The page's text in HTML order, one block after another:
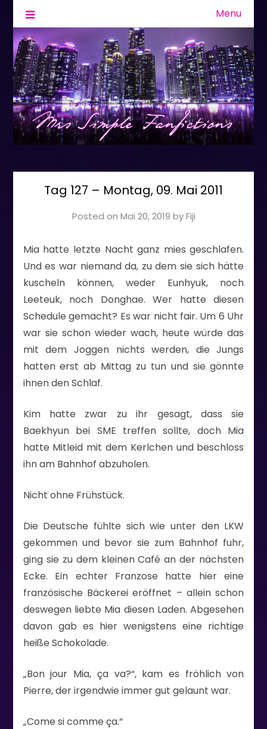
Mrs Simple
Fanfiction & Geschichten Menu
Tag 127 – Montag, 09. Mai 2011
Posted on Mai 20, 2019 byFiji
Mia hatte letzte Nacht ganz mies geschlafen.
Und es war niemand da, zu dem sie sich hätte
kuscheln können, weder Eunhyuk, noch
Leeteuk, noch Donghae. Wer hatte diesen
Schedule gemacht? Es war nicht fair. Um 6 Uhr
war sie schon wieder wach, heute würde das
mit dem Joggen nichts werden, die Jungs
hatten erst ab Mittag zu tun und sie gönnte
ihnen den Schlaf.
Kim hatte zwar zu ihr gesagt, dass sie
Baekhyun bei SME treffen sollte, doch Mia
hatte Mitleid mit dem Kerlchen und beschloss
ihn am Bahnhof abzuholen.
Nicht ohne Frühstück.
Die Deutsche fühlte sich wie unter den LKW
gekommen und bevor sie zum Bahnhof fuhr,
ging sie zu dem kleinen Café an der nächsten
Ecke. Ein echter Franzose hatte hier eine
französische Bäckerei eröffnet – allein schon
deswegen liebte Mia diesen Laden. Abgesehen
davon gab es hier wenigstens eine richtige
heiße Schokolade.
„Bon jour Mia, ça va?“, kam es fröhlich von
Pierre, der irgendwie immer gut gelaunt war.
„Come si comme ça.“